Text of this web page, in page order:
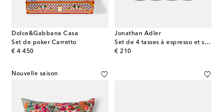
Dolce&Gabbana Casa
Set de poker Carretto
€ 4 450
original price
Jonathan Adler
Set de 4 tasses à espresso et soucoupes Playa en porcelaine
€ 210
original price
Nouvelle saison